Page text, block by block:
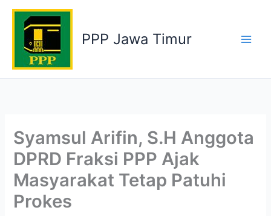
Skip
content
PPP Jawa Timur
Syamsul Arifin, S.H Anggota
DPRD Fraksi PPP Ajak
Masyarakat Tetap Patuhi
Prokes